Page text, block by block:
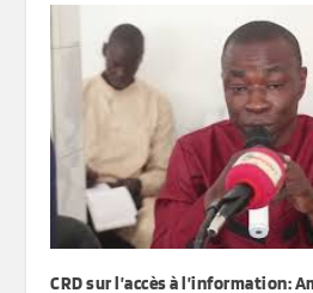
CRD sur l’accès à l’information: